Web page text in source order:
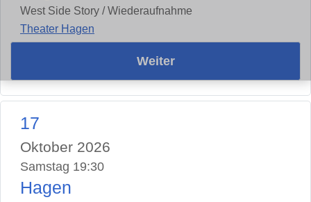
West Side Story / Wiederaufnahme
Theater Hagen
Weiter
17
Oktober 2026
Samstag 19:30
Hagen